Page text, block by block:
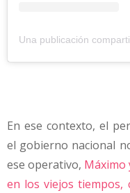
En ese contexto, el
el gobierno nacional
ese operativo, Máximo
en los viejos tiempos,